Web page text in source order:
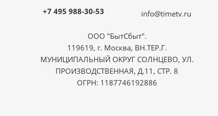
+7 495 988-30-53 info@timetv.ru
ООО "БытСбыт".
119619, г. Москва, ВН.ТЕР.Г.
МУНИЦИПАЛЬНЫЙ ОКРУГ СОЛНЦЕВО, УЛ.
ПРОИЗВОДСТВЕННАЯ, Д.11, СТР. 8
ОГРН: 1187746192886